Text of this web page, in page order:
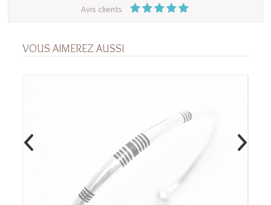
Avis clients
VOUS AIMEREZ AUSSI